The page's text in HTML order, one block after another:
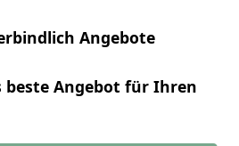
Angebote
beste Angebot für Ihren